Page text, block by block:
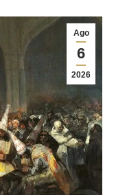
Ago
6
2026